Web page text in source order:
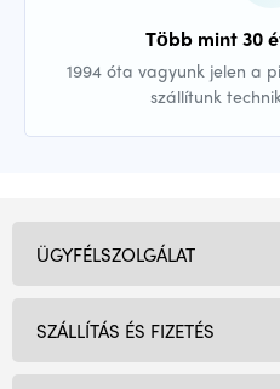
Több mint 30
1994 óta vagyunk jelen a
szállítunk
ÜGYFÉLSZOLGÁLAT
SZÁLLÍTÁS ÉS FIZETÉS